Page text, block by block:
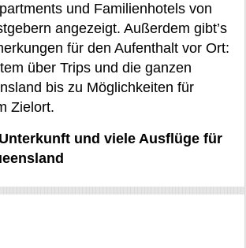
und Familienhotels von
angezeigt. Außerdem gibt’s
für den Aufenthalt vor Ort:
über Trips und die ganzen
bis zu Möglichkeiten für
Zielort.
und viele Ausflüge für